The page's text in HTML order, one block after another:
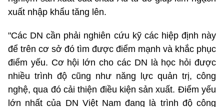
xuất nhập khẩu tăng lên.
"Các DN cần phải nghiên cứu kỹ các hiệp định này
để trên cơ sở đó tìm được điểm mạnh và khắc phục
điểm yếu. Cơ hội lớn cho các DN là học hỏi được
nhiều trình độ cũng như năng lực quản trị, công
nghệ, qua đó cải thiện điều kiện sản xuất. Điểm yếu
lớn nhất của DN Việt Nam đang là trình độ công